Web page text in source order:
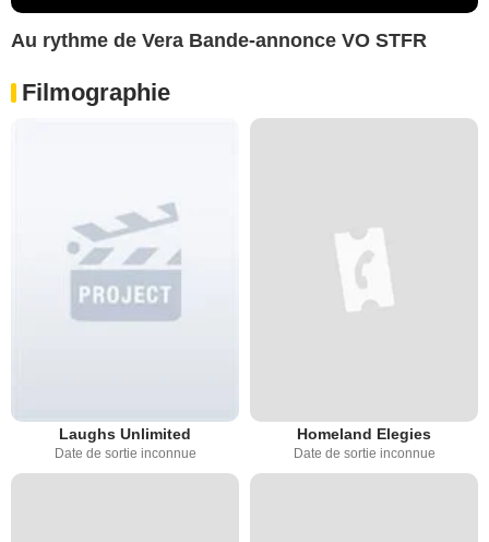
Au rythme de Vera Bande-annonce VO STFR
Filmographie
Laughs Unlimited
Date de sortie inconnue
Homeland Elegies
Date de sortie inconnue